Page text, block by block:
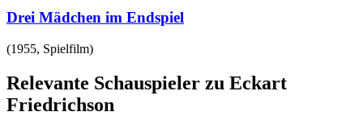
Drei Mädchen im Endspiel
(1955, Spielfilm)
Relevante Schauspieler zu Eckart
Friedrichson